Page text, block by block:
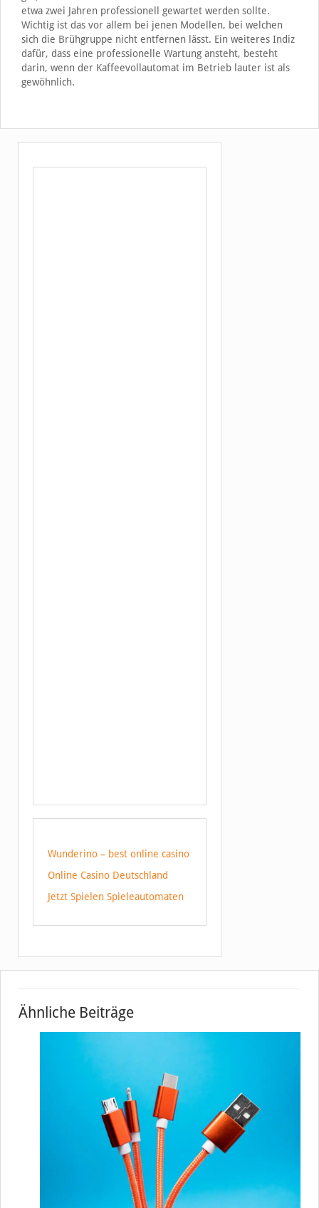
etwa zwei Jahren professionell gewartet werden sollte.
Wichtig ist das vor allem bei jenen Modellen, bei welchen
sich die Brühgruppe nicht entfernen lässt. Ein weiteres Indiz
dafür, dass eine professionelle Wartung ansteht, besteht
darin, wenn der Kaffeevollautomat im Betrieb lauter ist als
gewöhnlich.
Wunderino – best online casino
Online Casino Deutschland
Jetzt Spielen Spieleautomaten
Ähnliche Beiträge